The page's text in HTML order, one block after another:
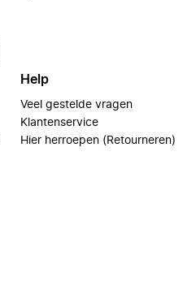
Help
Veel gestelde vragen
Klantenservice
Hier herroepen (Retourneren)